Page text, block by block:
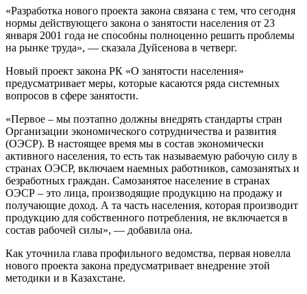
«Разработка нового проекта закона связана с тем, что сегодня
нормы действующего закона о занятости населения от 23
января 2001 года не способны полноценно решить проблемы
на рынке труда», — сказала Дуйсенова в четверг.
Новый проект закона РК «О занятости населения»
предусматривает меры, которые касаются ряда системных
вопросов в сфере занятости.
«Первое – мы поэтапно должны внедрять стандарты стран
Организации экономического сотрудничества и развития
(ОЭСР). В настоящее время мы в состав экономически
активного населения, то есть так называемую рабочую силу в
странах ОЭСР, включаем наемных работников, самозанятых и
безработных граждан. Самозанятое население в странах
ОЭСР – это лица, производящие продукцию на продажу и
получающие доход. А та часть населения, которая производит
продукцию для собственного потребления, не включается в
состав рабочей силы», — добавила она.
Как уточнила глава профильного ведомства, первая новелла
нового проекта закона предусматривает внедрение этой
методики и в Казахстане.